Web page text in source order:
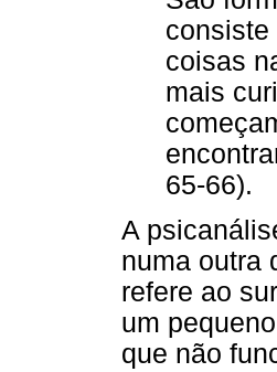
consiste
coisas
mais
65-66).
A
numa outra
refere ao
um
que não